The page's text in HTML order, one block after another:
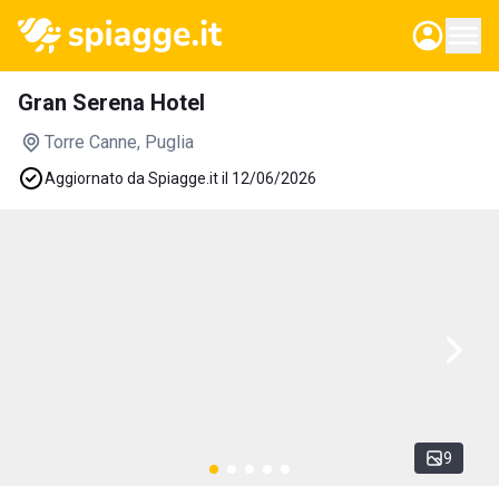
Gran Serena Hotel
Torre Canne, Puglia
Aggiornato da Spiagge.it il 12/06/2026
9